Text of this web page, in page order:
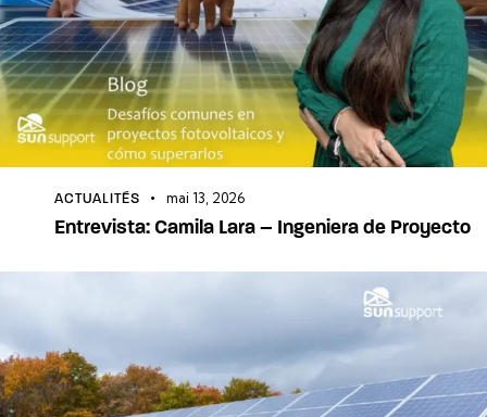
ACTUALITÉS mai 13, 2026
Entrevista: Camila Lara – Ingeniera de Proyecto